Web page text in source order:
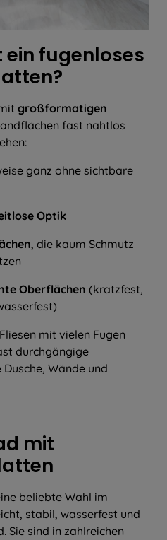
fugenloses
großformatigen
fast nahtlos
ganz ohne sichtbare
Optik
, die kaum Schmutz
Oberflächen (kratzfest,
mit vielen Fugen
durchgängige
Wände und
mit
beliebte Wahl im
stabil, wasserfest und
Sie sind in zahlreichen